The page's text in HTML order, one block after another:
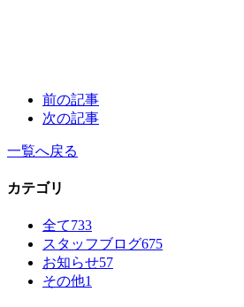
前の記事
次の記事
一覧へ戻る
カテゴリ
全て733
スタッフブログ675
お知らせ57
その他1